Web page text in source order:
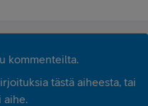
kommenteilta.
tästä aiheesta, tai
aihe.